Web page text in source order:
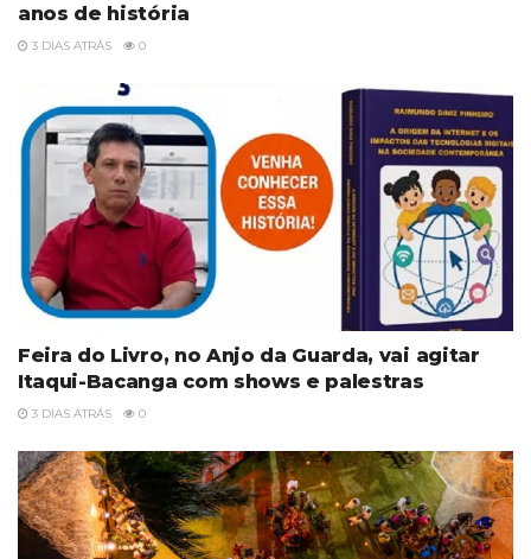
anos de história
3 DIAS ATRÁS 0
Feira do Livro, no Anjo da Guarda, vai agitar
Itaqui-Bacanga com shows e palestras
3 DIAS ATRÁS 0